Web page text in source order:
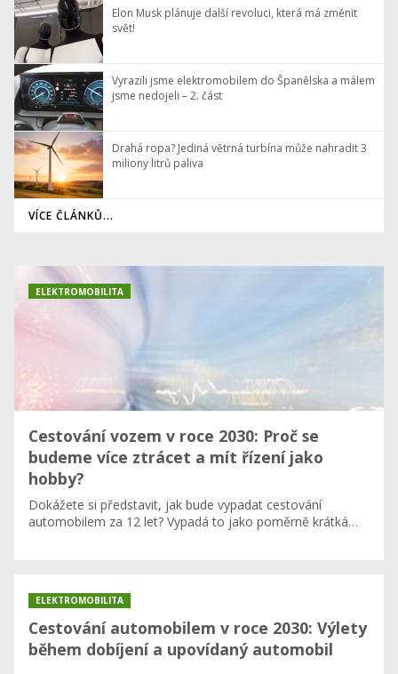
Elon Musk plánuje další revoluci, která má změnit
svět!
Vyrazili jsme elektromobilem do Španělska a málem
jsme nedojeli – 2. část
Drahá ropa? Jediná větrná turbína může nahradit 3
miliony litrů paliva
VÍCE ČLÁNKŮ...
Cestování vozem v roce 2030: Proč se
budeme více ztrácet a mít řízení jako
hobby?
Dokážete si představit, jak bude vypadat cestování
automobilem za 12 let? Vypadá to jako poměrně krátká…
ELEKTROMOBILITA
Cestování automobilem v roce 2030: Výlety
během dobíjení a upovídaný automobil
ELEKTROMOBILITA